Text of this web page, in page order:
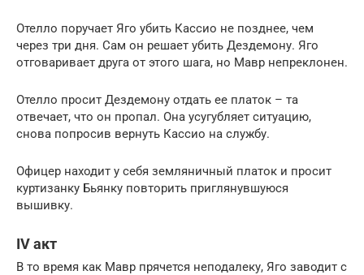
Отелло поручает Яго убить Кассио не позднее, чем
через три дня. Сам он решает убить Дездемону. Яго
отговаривает друга от этого шага, но Мавр непреклонен.
Отелло просит Дездемону отдать ее платок – та
отвечает, что он пропал. Она усугубляет ситуацию,
снова попросив вернуть Кассио на службу.
Офицер находит у себя земляничный платок и просит
куртизанку Бьянку повторить приглянувшуюся
вышивку.
IV акт
В то время как Мавр прячется неподалеку, Яго заводит с